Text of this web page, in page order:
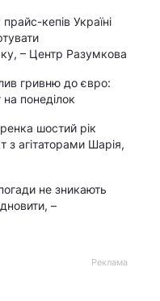
кепів Україні
– Центр Разумкова
гривню до євро:
понеділок
шостий рік
з агітаторами Шарія,
не зникають
–
Реклама